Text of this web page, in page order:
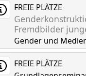
FREIE PLÄTZE
Fremdbilder
Gender und
FREIE PLÄTZE